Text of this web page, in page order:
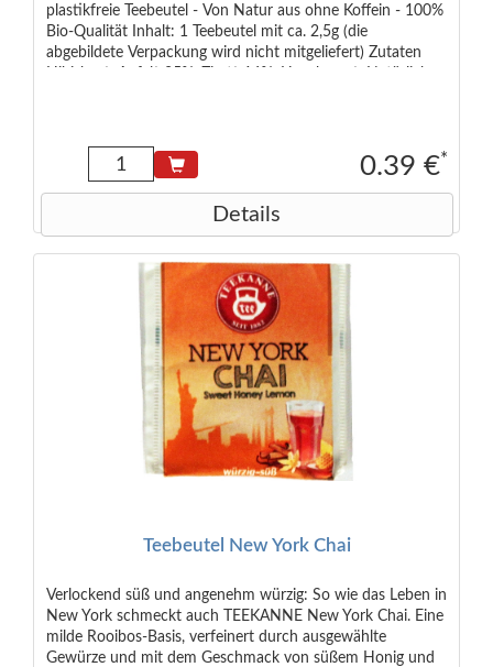
plastikfreie Teebeutel - Von Natur aus ohne Koffein - 100%
Bio-Qualität Inhalt: 1 Teebeutel mit ca. 2,5g (die
abgebildete Verpackung wird nicht mitgeliefert) Zutaten
0.39 €*
Details
Teebeutel New York Chai
Verlockend süß und angenehm würzig: So wie das Leben in
New York schmeckt auch TEEKANNE New York Chai. Eine
milde Rooibos-Basis, verfeinert durch ausgewählte
Gewürze und mit dem Geschmack von süßem Honig und